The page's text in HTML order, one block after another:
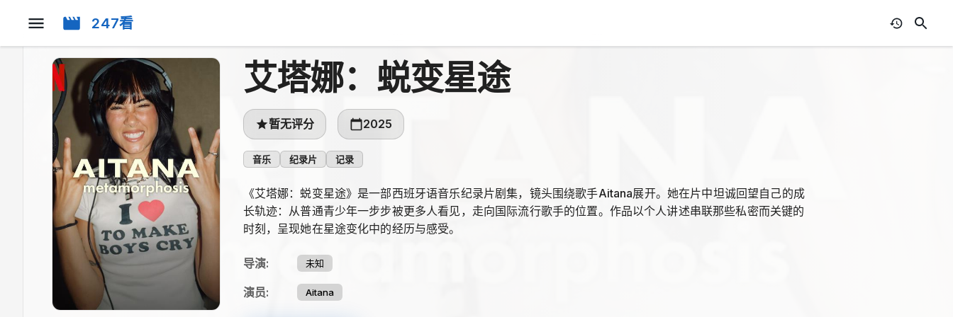
247看
艾塔娜：蜕变星途
暂无评分 2025
音乐 纪录片 记录
《艾塔娜：蜕变星途》是一部西班牙语音乐纪录片剧集，镜头围绕歌手Aitana展开。她在片中坦诚回望自己的成
长轨迹：从普通青少年一步步被更多人看见，走向国际流行歌手的位置。作品以个人讲述串联那些私密而关键的
时刻，呈现她在星途变化中的经历与感受。
导演: 未知
演员: Aitana